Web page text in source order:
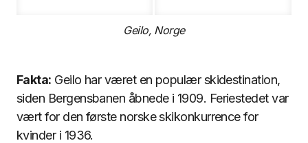
Geilo, Norge
Fakta: Geilo har været en populær skidestination,
siden Bergensbanen åbnede i 1909. Feriestedet var
vært for den første norske skikonkurrence for
kvinder i 1936.